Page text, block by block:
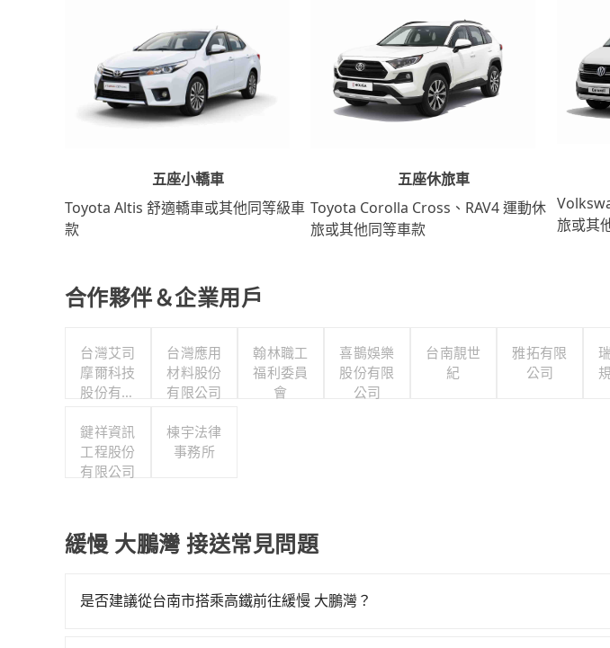
五座小轎車
Toyota Altis 舒適轎車或其他同等級車
款
五座休旅車
Toyota Corolla Cross、RAV4 運動休
旅或其他同等車款
旅或其
合作夥伴＆企業用戶
台灣艾司
摩爾科技
股份有限
台灣應用
材料股份
有限公司
翰林職工
福利委員
會
喜鵲娛樂
股份有限
公司
台南靚世
紀
雅拓有限
公司
鍵祥資訊
工程股份
有限公司
棟宇法律
事務所
緩慢 大鵬灣 接送常見問題
是否建議從台南市搭乘高鐵前往緩慢 大鵬灣？